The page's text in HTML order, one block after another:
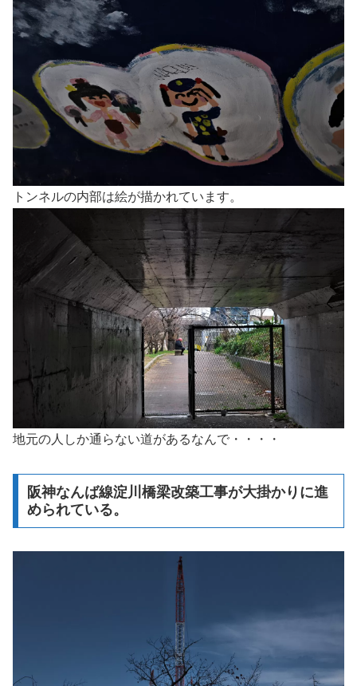
トンネルの内部は絵が描かれています。
地元の人しか通らない道があるなんで・・・・
阪神なんば線淀川橋梁改築工事が大掛かりに進
められている。